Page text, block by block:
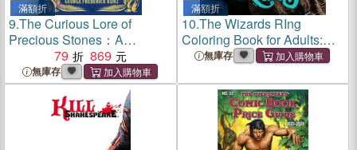
滿額折
9.The Curious Lore of
Precious Stones：A
Compendium of Gemstone
Folklore, Superstitions and
Mysticism
79 869
無庫存
滿額折
10.The Wizards RIng
Coloring Book for Adults:
Magic Coloring Book for
Coloring Book for adults -
Wizard Coloring Book
Jewelry
無庫存